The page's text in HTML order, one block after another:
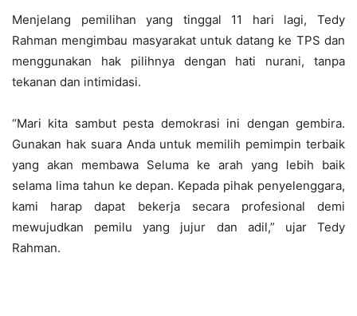
Menjelang pemilihan yang tinggal 11 hari lagi, Tedy
Rahman mengimbau masyarakat untuk datang ke TPS dan
menggunakan hak pilihnya dengan hati nurani, tanpa
tekanan dan intimidasi.
“Mari kita sambut pesta demokrasi ini dengan gembira.
Gunakan hak suara Anda untuk memilih pemimpin terbaik
yang akan membawa Seluma ke arah yang lebih baik
selama lima tahun ke depan. Kepada pihak penyelenggara,
kami harap dapat bekerja secara profesional demi
mewujudkan pemilu yang jujur dan adil,” ujar Tedy
Rahman.